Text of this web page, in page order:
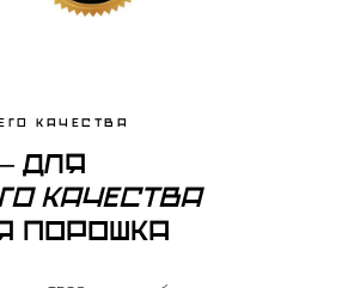
качества
для
качества
порошка